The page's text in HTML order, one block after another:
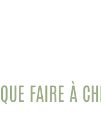
QUE FAIRE À